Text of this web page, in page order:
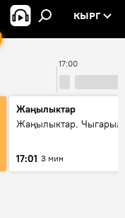
КЫРГ
17:00
Жаңылыктар
Жаңылыктар.
17:01 3 мин